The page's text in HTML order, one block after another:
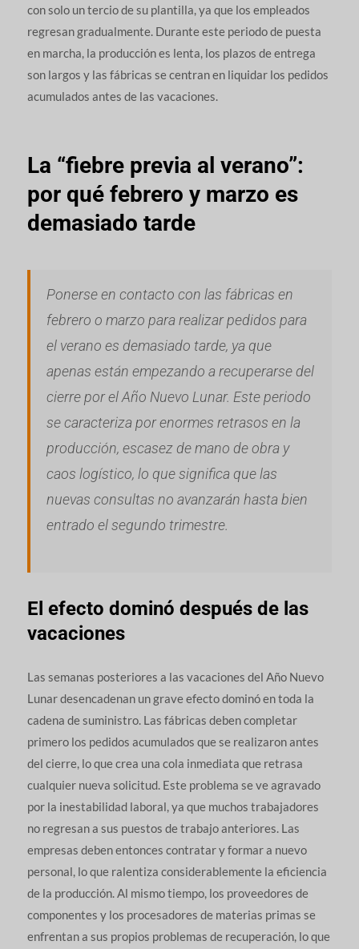
con solo un tercio de su plantilla, ya que los empleados
regresan gradualmente. Durante este periodo de puesta
en marcha, la producción es lenta, los plazos de entrega
son largos y las fábricas se centran en liquidar los pedidos
acumulados antes de las vacaciones.
La “fiebre previa al verano”:
por qué febrero y marzo es
demasiado tarde
Ponerse en contacto con las fábricas en
febrero o marzo para realizar pedidos para
el verano es demasiado tarde, ya que
apenas están empezando a recuperarse del
cierre por el Año Nuevo Lunar. Este periodo
se caracteriza por enormes retrasos en la
producción, escasez de mano de obra y
caos logístico, lo que significa que las
nuevas consultas no avanzarán hasta bien
entrado el segundo trimestre.
El efecto dominó después de las
vacaciones
Las semanas posteriores a las vacaciones del Año Nuevo
Lunar desencadenan un grave efecto dominó en toda la
cadena de suministro. Las fábricas deben completar
primero los pedidos acumulados que se realizaron antes
del cierre, lo que crea una cola inmediata que retrasa
cualquier nueva solicitud. Este problema se ve agravado
por la inestabilidad laboral, ya que muchos trabajadores
no regresan a sus puestos de trabajo anteriores. Las
empresas deben entonces contratar y formar a nuevo
personal, lo que ralentiza considerablemente la eficiencia
de la producción. Al mismo tiempo, los proveedores de
componentes y los procesadores de materias primas se
enfrentan a sus propios problemas de recuperación, lo que